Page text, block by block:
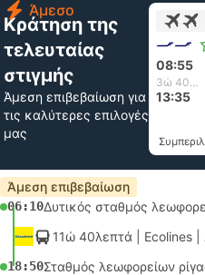
Άμεσο
Κράτηση της
τελευταίας
στιγμής
Άμεση επιβεβαίωση για
τις καλύτερες επιλογές
μας
08:55
3ώ 40λεπτά
13:35
Άμεση επιβεβαίωση
06:10
11ώ 40λεπτά | Ecolines
18:50Σταθμός λεωφορείων